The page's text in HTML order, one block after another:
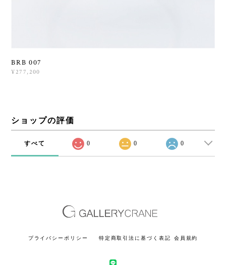
BRB 007
¥277,200
ショップの評価
すべて 0 0 0
プライバシーポリシー 特定商取引法に基づく表記 会員規約